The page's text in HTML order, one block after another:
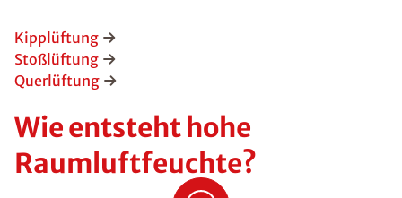
Kipplüftung
Stoßlüftung
Querlüftung
Wie entsteht hohe
Raumluftfeuchte?